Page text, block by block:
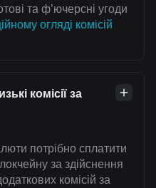
та ф’ючерсні угоди
огляді комісій
комісії за
потрібно сплатити
за здійснення
комісій за